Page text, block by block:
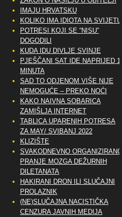
IMAJU HRVATSKU
KOLIKO IMA IDIOTA NA SVIJETU?
POTRESI KOJI SE “NISU”
DOGODILI
KUDA IDU DIVLJE SVINJE
PJEŠČANI SAT IDE NAPRIJED 10
MINUTA
SAD TO ODJENOM VIŠE NIJE
NEMOGUĆE – PREKO NOĆI
KAKO NAIVNA SOBARICA
ZAMIŠLJA INTERNET
TABLICA UPARENIH POTRESA
ZA MAY/ SVIBANJ 2022
KLIZIŠTE
SVAKODNEVNO ORGANIZIRANO
PRANJE MOZGA DEŽURNIH
DILETANATA
HAKIRANI DRON ILI SLUČAJNI
PROLAZNIK
(NE)SLUČAJNA NACISTIČKA
CENZURA JAVNIH MEDIJA